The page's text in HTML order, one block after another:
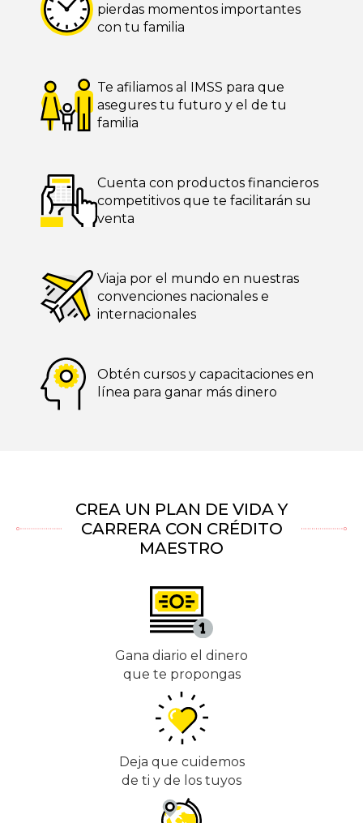
pierdas momentos importantes
con tu familia
Te afiliamos al IMSS para que
asegures tu futuro y el de tu
familia
Cuenta con productos financieros
competitivos que te facilitarán su
venta
Viaja por el mundo en nuestras
convenciones nacionales e
internacionales
Obtén cursos y capacitaciones en
línea para ganar más dinero
CREA UN PLAN DE VIDA Y
CARRERA CON CRÉDITO
MAESTRO
Gana diario el dinero
que te propongas
Deja que cuidemos
de ti y de los tuyos